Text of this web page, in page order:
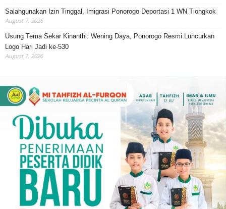
Salahgunakan Izin Tinggal, Imigrasi Ponorogo Deportasi 1 WN Tiongkok
August 7, 2026
Usung Tema Sekar Kinanthi: Wening Daya, Ponorogo Resmi Luncurkan
Logo Hari Jadi ke-530
August 7, 2026